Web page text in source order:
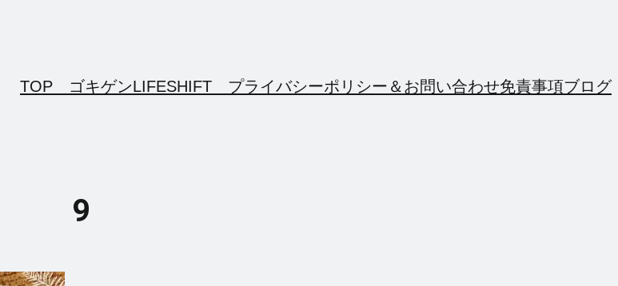
TOP ゴキゲンLIFESHIFT プライバシーポリシー＆お問い合わせ免責事項ブログ
9